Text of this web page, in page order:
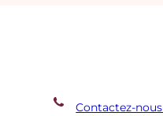
Contactez-nous